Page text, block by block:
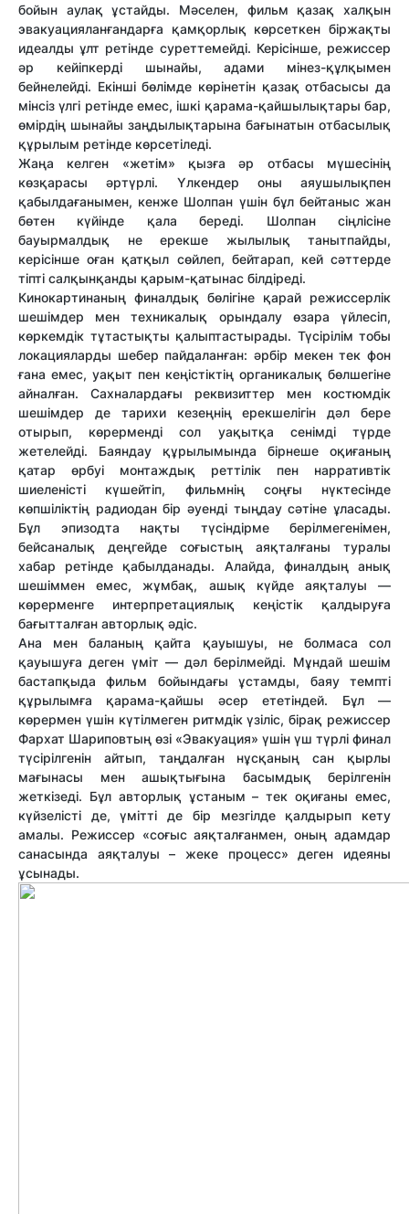
бойын аулақ ұстайды. Мәселен, фильм қазақ халқын
эвакуацияланғандарға қамқорлық көрсеткен біржақты
идеалды ұлт ретінде суреттемейді. Керісінше, режиссер
әр кейіпкерді шынайы, адами мінез-құлқымен
бейнелейді. Екінші бөлімде көрінетін қазақ отбасысы да
мінсіз үлгі ретінде емес, ішкі қарама-қайшылықтары бар,
өмірдің шынайы заңдылықтарына бағынатын отбасылық
құрылым ретінде көрсетіледі.
Жаңа келген «жетім» қызға әр отбасы мүшесінің
көзқарасы әртүрлі. Үлкендер оны аяушылықпен
қабылдағанымен, кенже Шолпан үшін бұл бейтаныс жан
бөтен күйінде қала береді. Шолпан сіңлісіне
бауырмалдық не ерекше жылылық танытпайды,
керісінше оған қатқыл сөйлеп, бейтарап, кей сәттерде
тіпті салқынқанды қарым-қатынас білдіреді.
Кинокартинаның финалдық бөлігіне қарай режиссерлік
шешімдер мен техникалық орындалу өзара үйлесіп,
көркемдік тұтастықты қалыптастырады. Түсірілім тобы
локацияларды шебер пайдаланған: әрбір мекен тек фон
ғана емес, уақыт пен кеңістіктің органикалық бөлшегіне
айналған. Сахналардағы реквизиттер мен костюмдік
шешімдер де тарихи кезеңнің ерекшелігін дәл бере
отырып, көрерменді сол уақытқа сенімді түрде
жетелейді. Баяндау құрылымында бірнеше оқиғаның
қатар өрбуі монтаждық реттілік пен нарративтік
шиеленісті күшейтіп, фильмнің соңғы нүктесінде
көпшіліктің радиодан бір әуенді тыңдау сәтіне ұласады.
Бұл эпизодта нақты түсіндірме берілмегенімен,
бейсаналық деңгейде соғыстың аяқталғаны туралы
хабар ретінде қабылданады. Алайда, финалдың анық
шешіммен емес, жұмбақ, ашық күйде аяқталуы —
көрерменге интерпретациялық кеңістік қалдыруға
бағытталған авторлық әдіс.
Ана мен баланың қайта қауышуы, не болмаса сол
қауышуға деген үміт — дәл берілмейді. Мұндай шешім
бастапқыда фильм бойындағы ұстамды, баяу темпті
құрылымға қарама-қайшы әсер ететіндей. Бұл —
көрермен үшін күтілмеген ритмдік үзіліс, бірақ режиссер
Фархат Шариповтың өзі «Эвакуация» үшін үш түрлі финал
түсірілгенін айтып, таңдалған нұсқаның сан қырлы
мағынасы мен ашықтығына басымдық берілгенін
жеткізеді. Бұл авторлық ұстаным – тек оқиғаны емес,
күйзелісті де, үмітті де бір мезгілде қалдырып кету
амалы. Режиссер «соғыс аяқталғанмен, оның адамдар
санасында аяқталуы – жеке процесс» деген идеяны
ұсынады.